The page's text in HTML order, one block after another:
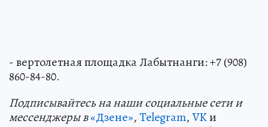
- вертолетная площадка Лабытнанги: +7 (908)
860-84-80.
Подписывайтесь на наши социальные сети и
мессенджеры в«Дзене»,Telegram,VKи